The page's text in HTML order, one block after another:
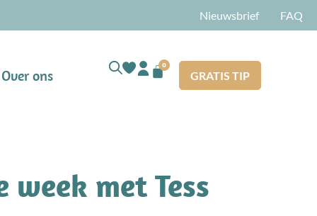
Nieuwsbrief FAQ
Over ons
0
GRATIS TIP
met Tess